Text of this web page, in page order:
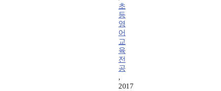
초
등
영
어
교
육
전
공
,
2017